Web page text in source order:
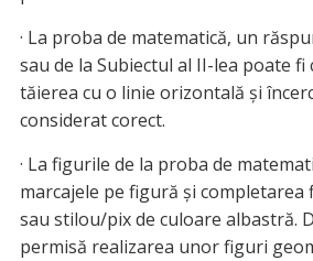
· La proba de matematică, un
sau de la Subiectul al II-lea poate
tăierea cu o linie orizontală şi
considerat corect.
· La figurile de la proba de
marcajele pe figură şi
sau stilou/pix de culoare albastră.
permisă realizarea unor figuri